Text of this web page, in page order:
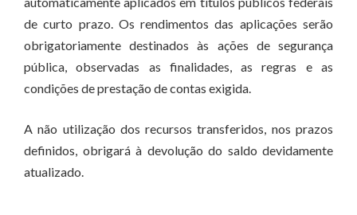
de curto prazo. Os rendimentos das aplicações serão
obrigatoriamente destinados às ações de segurança
pública, observadas as finalidades, as regras e as
condições de prestação de contas exigida.
A não utilização dos recursos transferidos, nos prazos
definidos, obrigará à devolução do saldo devidamente
atualizado.